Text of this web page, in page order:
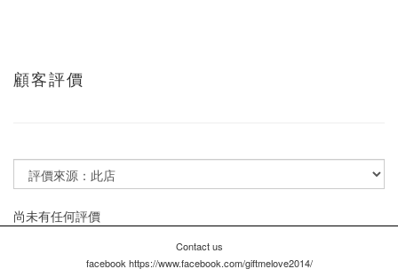
顧客評價
尚未有任何評價
Contact us
facebook https://www.facebook.com/giftmelove2014/